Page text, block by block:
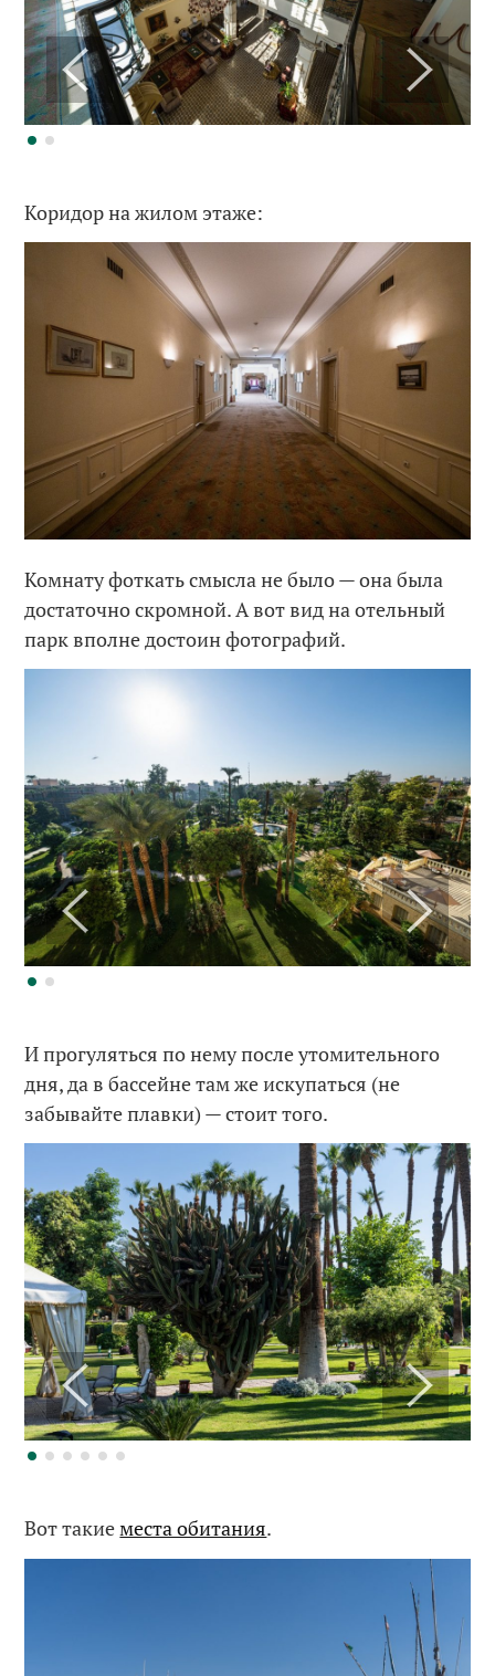
Коридор на жилом этаже:
Комнату фоткать смысла не было — она была
достаточно скромной. А вот вид на отельный
парк вполне достоин фотографий.
И прогуляться по нему после утомительного
дня, да в бассейне там же искупаться (не
забывайте плавки) — стоит того.
Вот такиеместа обитания.